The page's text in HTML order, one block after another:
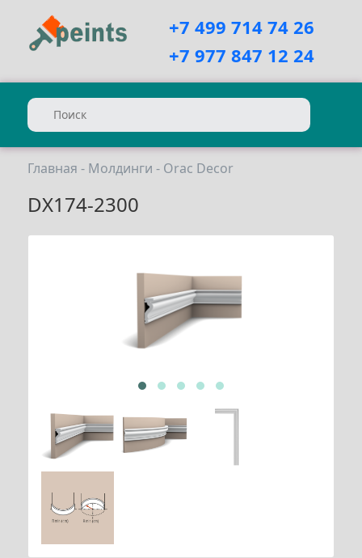
+7 499 714 74 26
+7 977 847 12 24
Главная - Молдинги - Orac Decor
DX174-2300